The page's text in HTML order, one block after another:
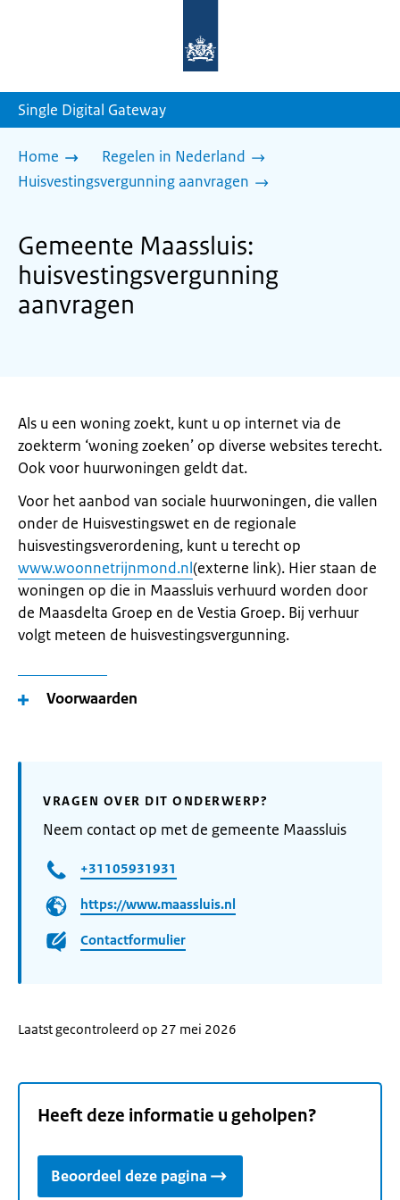
homepage
Single Digital Gateway
Home
Regelen in Nederland
Huisvestingsvergunning aanvragen
Gemeente Maassluis:
huisvestingsvergunning
aanvragen
Als u een woning zoekt, kunt u op internet via de
zoekterm ‘woning zoeken’ op diverse websites terecht.
Ook voor huurwoningen geldt dat.
Voor het aanbod van sociale huurwoningen, die vallen
onder de Huisvestingswet en de regionale
huisvestingsverordening, kunt u terecht op
www.woonnetrijnmond.nl(externe link). Hier staan de
woningen op die in Maassluis verhuurd worden door
de Maasdelta Groep en de Vestia Groep. Bij verhuur
volgt meteen de huisvestingsvergunning.
Voorwaarden
VRAGEN OVER DIT ONDERWERP?
Neem contact op met de gemeente Maassluis
+31105931931
https://www.maassluis.nl
Contactformulier
Laatst gecontroleerd op 27 mei 2026
Heeft deze informatie u geholpen?
Beoordeel deze pagina